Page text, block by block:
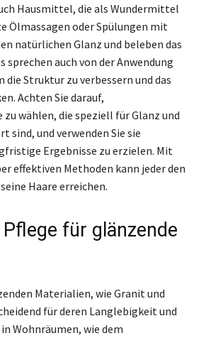
Hausmittel, die als Wundermittel
Ölmassagen oder Spülungen mit
natürlichen Glanz und beleben das
sprechen auch von der Anwendung
die Struktur zu verbessern und das
Achten Sie darauf,
wählen, die speziell für Glanz und
und verwenden Sie sie
Ergebnisse zu erzielen. Mit
effektiven Methoden kann jeder den
Haare erreichen.
für glänzende
Materialien, wie Granit und
für deren Langlebigkeit und
Wohnräumen, wie dem